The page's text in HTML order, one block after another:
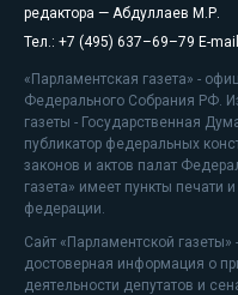
редактора — Абдуллаев М.Р.
Тел.: +7 (495) 637–69–79 E-
«Парламентская газета» -
Федерального Собрания РФ.
газеты - Государственная
публикатор федеральных
законов и актов палат
газета» имеет пункты печати
федерации.
Сайт «Парламентской
достоверная информация о
деятельности депутатов и